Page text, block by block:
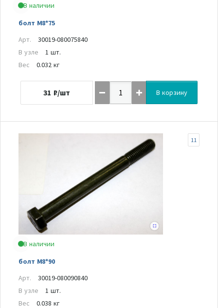
В наличии
болт M8*75
Арт.
30019-080075840
В узле
1 шт.
Вес
0.032 кг
31 ₽/шт В корзину
В наличии
болт M8*90
11
Арт.
30019-080090840
В узле
1 шт.
Вес
0.038 кг